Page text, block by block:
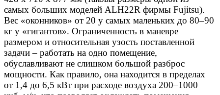
самых больших моделей ALH22R фирмы Fujitsu).
Вес «оконников» от 20 у самых маленьких до 80–90
кг у «гигантов». Ограниченность в маневре
размером и относительная узость поставленной
задачи – работать на одно помещение,
обуславливают не слишком большой разброс
мощности. Как правило, она находится в пределах
от 1,4 до 6,5 кВт при расходе воздуха 200–1000